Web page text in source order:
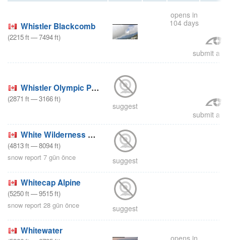
Whistler Blackcomb
(2215ft—7494ft)
opens in
104 days
submit a
Whistler Olympic Park
(2871 ft—3166ft)
suggest
submit a
White Wilderness Heliskiing
(4813ft—8094ft)
snow report 7 gün önce
suggest
Whitecap Alpine
(5250ft—9515ft)
snow report 28 gün önce
suggest
Whitewater
opens in